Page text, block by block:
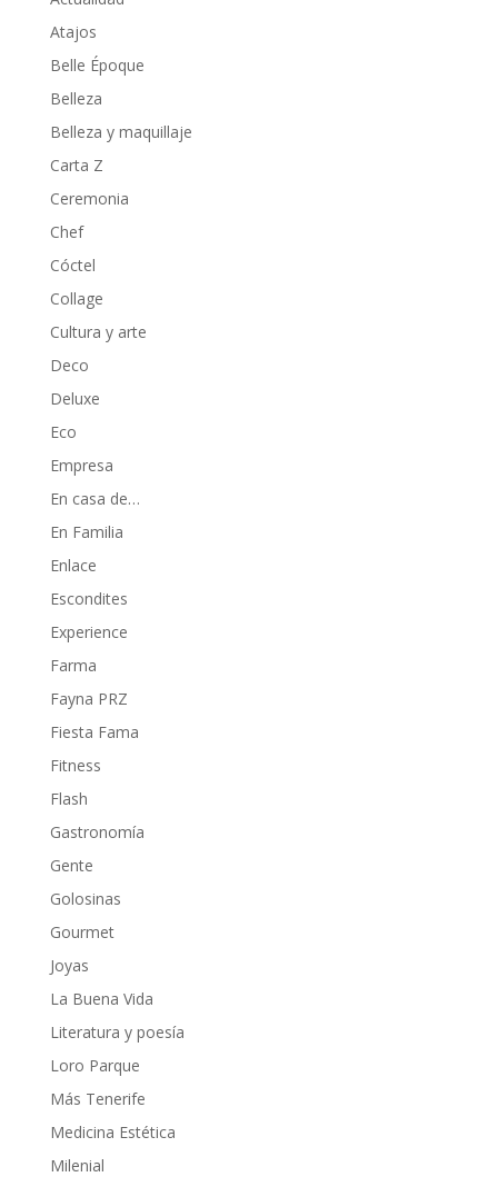
Atajos
Belle Époque
Belleza
Belleza y maquillaje
Carta Z
Ceremonia
Chef
Cóctel
Collage
Cultura y arte
Deco
Deluxe
Eco
Empresa
En casa de…
En Familia
Enlace
Escondites
Experience
Farma
Fayna PRZ
Fiesta Fama
Fitness
Flash
Gastronomía
Gente
Golosinas
Gourmet
Joyas
La Buena Vida
Literatura y poesía
Loro Parque
Más Tenerife
Medicina Estética
Milenial